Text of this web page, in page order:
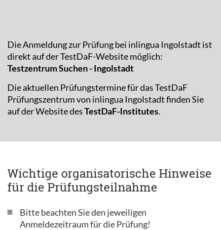
Die Anmeldung zur Prüfung bei inlingua Ingolstadt ist
direkt auf der TestDaF-Website möglich:
Testzentrum Suchen - Ingolstadt
Die aktuellen Prüfungstermine für das TestDaF
Prüfungszentrum von inlingua Ingolstadt finden Sie
auf der Website desTestDaF-Institutes.
Wichtige organisatorische Hinweise
für die Prüfungsteilnahme
Bitte beachten Sie den jeweiligen
Anmeldezeitraum für die Prüfung!